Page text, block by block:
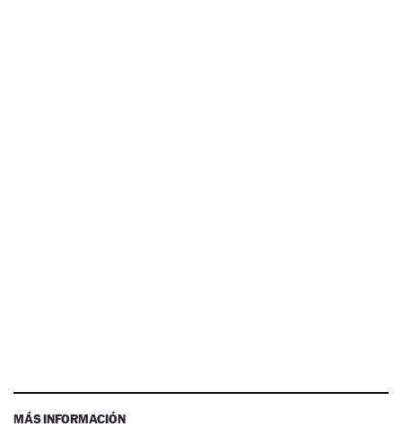
MÁS INFORMACIÓN